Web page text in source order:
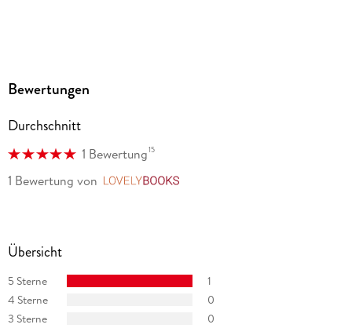
Bewertungen
Durchschnitt
1 Bewertung15
1 Bewertung von
Übersicht
5 Sterne
1
4 Sterne
0
3 Sterne
0